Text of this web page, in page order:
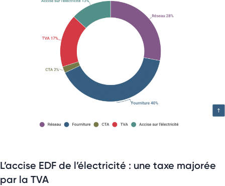
L’accise EDF de l’électricité : une taxe majorée
par la TVA